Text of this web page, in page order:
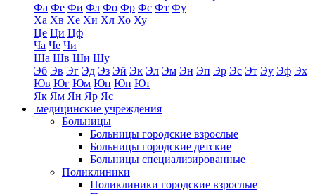
Фа Фе Фи Фл Фо Фр Фс Фт Фу
Ха Хв Хе Хи Хл Хо Ху
Це Ци Цф
Ча Че Чи
Ша Шв Ши Шу
Эб Эв Эг Эд Эз Эй Эк Эл Эм Эн Эп Эр Эс Эт Эу Эф Эх
Юв Юг Юм Юн Юп Ют
Як Ям Ян Яр Яс
медицинские учреждения
Больницы
Больницы городские взрослые
Больницы городские детские
Больницы специализированные
Поликлиники
Поликлиники городские взрослые